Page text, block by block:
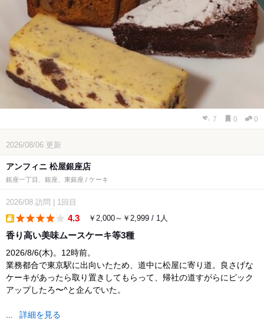
7 0 0
2026/08/06 更新
アンフィニ 松屋銀座店
銀座一丁目、銀座、東銀座 / ケーキ
2026/08 訪問 1回目
4.3 ￥2,000～￥2,999 / 1人
香り高い美味ムースケーキ等3種
2026/8/6(木)。12時前。
業務都合で東京駅に出向いたため、道中に松屋に寄り道。良さげな
ケーキがあったら取り置きしてもらって、帰社の道すがらにピック
アップしたろ〜^と企んでいた。
詳細を見る